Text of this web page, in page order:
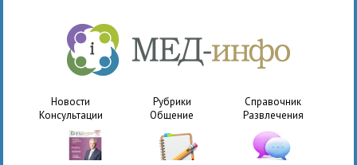
Новости Рубрики
Справочник
Консультации
Общение Развлечения